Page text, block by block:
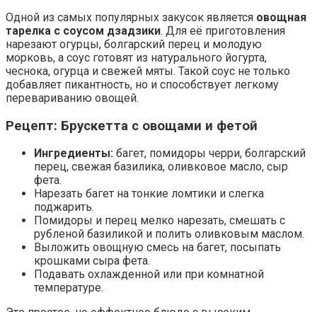
Одной из самых популярных закусок является овощная
тарелка с соусом дзадзики. Для её приготовления
нарезают огурцы, болгарский перец и молодую
морковь, а соус готовят из натурального йогурта,
чеснока, огурца и свежей мяты. Такой соус не только
добавляет пикантность, но и способствует легкому
перевариванию овощей.
Рецепт: Брускетта с овощами и фетой
Ингредиенты: багет, помидоры черри, болгарский
перец, свежая базилика, оливковое масло, сыр
фета.
Нарезать багет на тонкие ломтики и слегка
поджарить.
Помидоры и перец мелко нарезать, смешать с
рубленой базиликой и полить оливковым маслом.
Выложить овощную смесь на багет, посыпать
крошками сыра фета.
Подавать охлажденной или при комнатной
температуре.